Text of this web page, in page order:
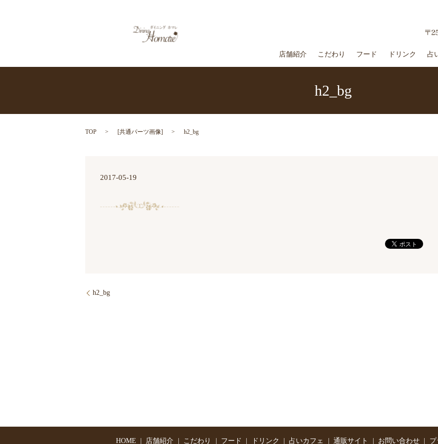
店舗紹介 こだわり フード ドリンク 占
h2_bg
TOP [共通パーツ画像] h2_bg
2017-05-19
h2_bg
HOME 店舗紹介 こだわり フード ドリンク 占いカフェ 通販サイト お問い合わせ